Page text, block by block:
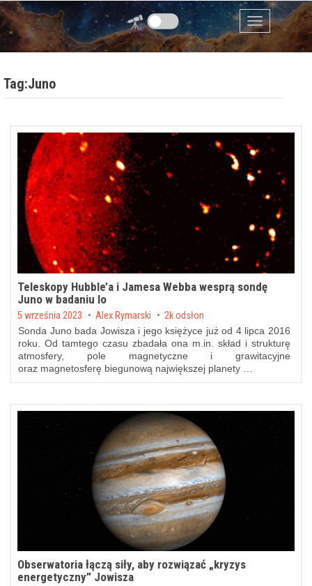
Przejdź do zawartości
Menu
Tag:Juno
Teleskopy Hubble’a i Jamesa Webba wesprą sondę
Juno w badaniu Io
Posted on
5 września 2023 by Alex Rymarski 2k odsłon
Sonda Juno bada Jowisza i jego księżyce już od 4 lipca 2016
roku. Od tamtego czasu zbadała ona m.in. skład i strukturę
atmosfery, pole magnetyczne i grawitacyjne
oraz magnetosferę biegunową największej planety …
Obserwatoria łączą siły, aby rozwiązać „kryzys
energetyczny” Jowisza